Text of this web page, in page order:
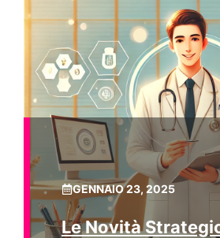
GENNAIO 23, 2025
Le Novità